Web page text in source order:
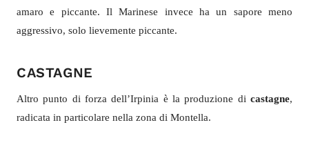
amaro e piccante. Il Marinese invece ha un sapore meno
aggressivo, solo lievemente piccante.
CASTAGNE
Altro punto di forza dell’Irpinia è la produzione dicastagne,
radicata in particolare nella zona di Montella.